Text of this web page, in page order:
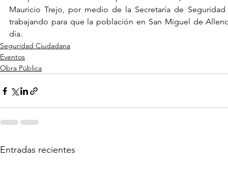
Mauricio Trejo, por medio de la Secretaría de Seguridad
trabajando para que la población en San Miguel de
día.
Seguridad Ciudadana
Eventos
Obra Pública
Entradas recientes